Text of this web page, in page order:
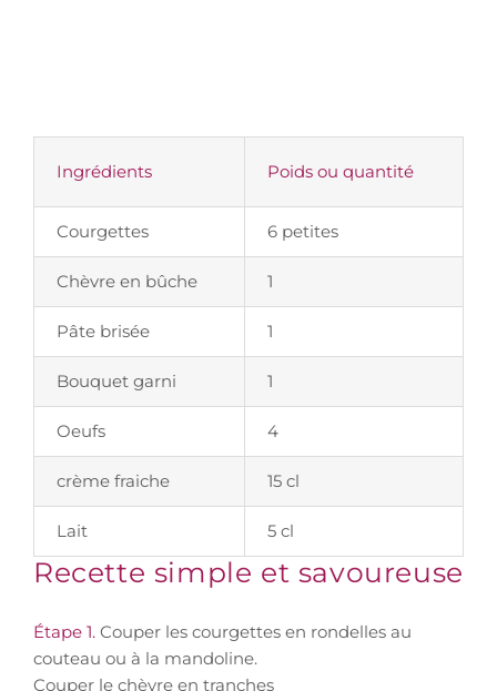
Ingrédients Poids ou quantité
Courgettes 6 petites
Chèvre en bûche 1
Pâte brisée 1
Bouquet garni 1
Oeufs 4
crème fraiche 15 cl
Lait 5 cl
Recette simple et savoureuse
Étape 1. Couper les courgettes en rondelles au
couteau ou à la mandoline.
Couper le chèvre en tranches